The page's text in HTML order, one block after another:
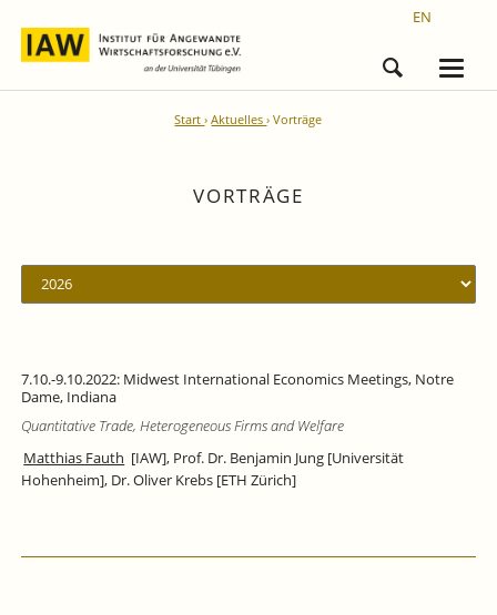
EN
Start Aktuelles Vorträge
VORTRÄGE
7.10.-9.10.2022: Midwest International Economics Meetings, Notre
Dame, Indiana
Quantitative Trade, Heterogeneous Firms and Welfare
Matthias Fauth [IAW], Prof. Dr. Benjamin Jung [Universität
Hohenheim], Dr. Oliver Krebs [ETH Zürich]